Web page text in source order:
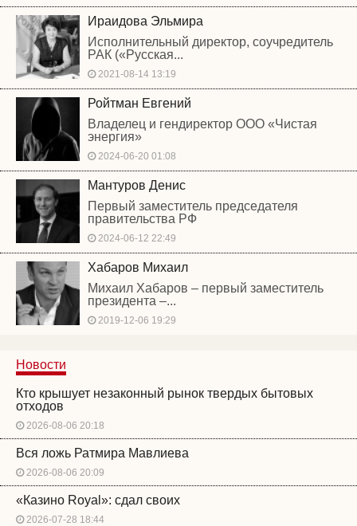
Ираидова Эльмира
Исполнительный директор, соучредитель
РАК («Русская...
2021-08-14 13:19
Ройтман Евгений
Владелец и гендиректор ООО «Чистая
энергия»
2024-06-20 01:08
Мантуров Денис
Первый заместитель председателя
правительства РФ
2024-06-12 22:49
Хабаров Михаил
Михаил Хабаров – первый заместитель
президента –...
2019-12-06 19:29
Новости
Кто крышует незаконный рынок твердых бытовых
отходов
2026-08-06 20:18
Вся ложь Ратмира Мавлиева
2026-08-06 20:09
«Казино Royal»: сдал своих
2026-07-28 18:44